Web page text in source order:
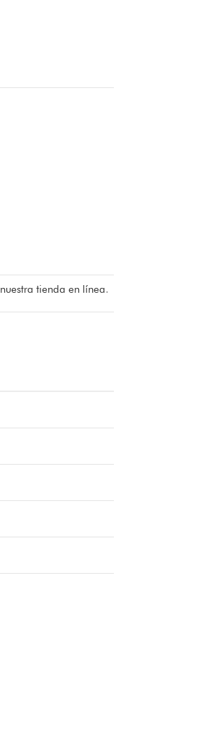
nuestra tienda en línea.